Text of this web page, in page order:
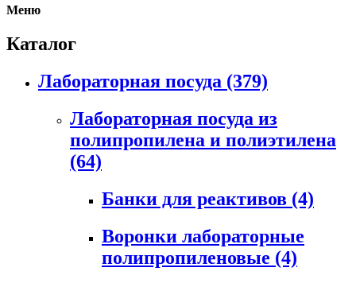
Меню
Каталог
Лабораторная посуда (379)
Лабораторная посуда из
полипропилена и полиэтилена
(64)
Банки для реактивов (4)
Воронки лабораторные
полипропиленовые (4)